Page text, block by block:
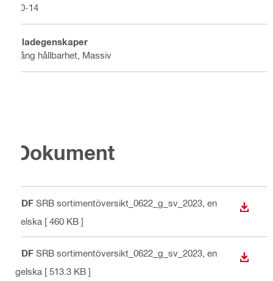
10-14
Bladegenskaper
Lång hållbarhet, Massiv
Dokument
PDF SRB sortimentöversikt_0622_g_sv_2023 , en
gelska [ 460 KB ]
LADDA
PDF SRB sortimentöversikt_0622_g_sv_2023 , en
gelska [ 513.3 KB ]
LADDA